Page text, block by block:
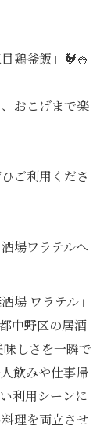
鶏釜飯」🐓🍚
おこげまで楽
ご利用くださ
場ワラテルへ
場 ワラテル」
中野区の居酒
しさを一瞬で
飲みや仕事帰
利用シーンに
理を両立させ